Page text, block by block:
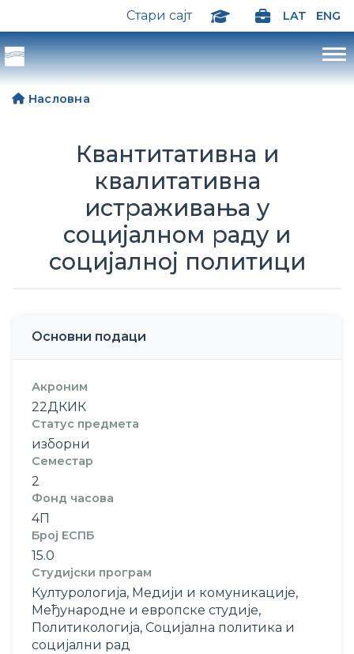
Стари сајт LAT ENG
Насловна
Квантитативна и
квалитативна
истраживања у
социјалном раду и
социјалној политици
Основни подаци
Акроним
22ДКИК
Статус предмета
изборни
Семестар
2
Фонд часова
4П
Број ЕСПБ
15.0
Студијски програм
Културологија, Медији и комуникације,
Међународне и европске студије,
Политикологија, Социјална политика и
социјални рад